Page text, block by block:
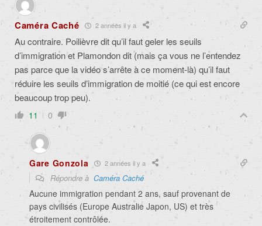
Caméra Caché 2 années il y a
Au contraire. Poilièvre dit qu’il faut geler les seuils
d’immigration et Plamondon dit (mais ça vous ne l’entendez
pas parce que la vidéo s’arrête à ce moment-là) qu’il faut
réduire les seuils d’immigration de moitié (ce qui est encore
beaucoup trop peu).
11 0
Gare Gonzola 2 années il y a
Répondre à Caméra Caché
Aucune immigration pendant 2 ans, sauf provenant de
pays civilisés (Europe Australie Japon, US) et très
étroitement contrôlée.